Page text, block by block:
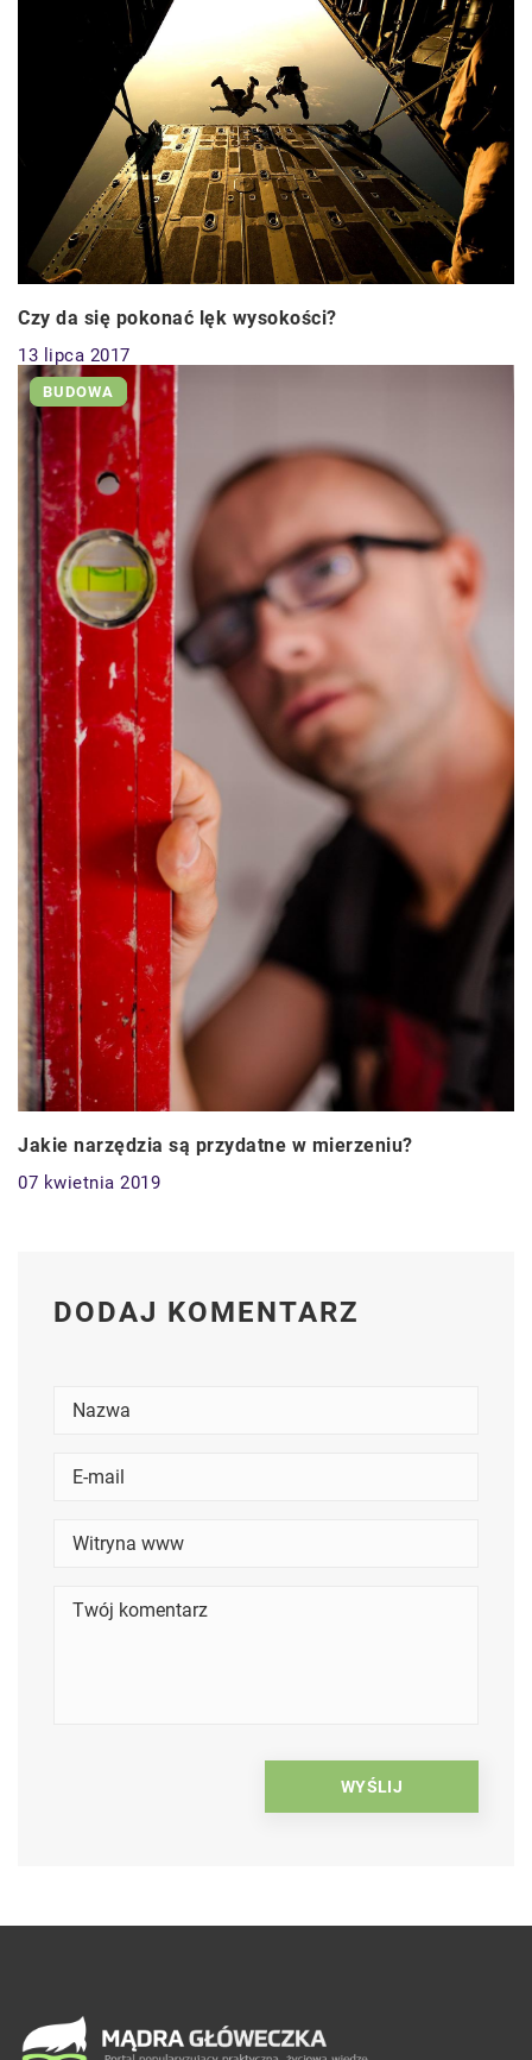
Czy da się pokonać lęk wysokości?
13 lipca 2017
BUDOWA
Jakie narzędzia są przydatne w mierzeniu?
07 kwietnia 2019
DODAJ KOMENTARZ